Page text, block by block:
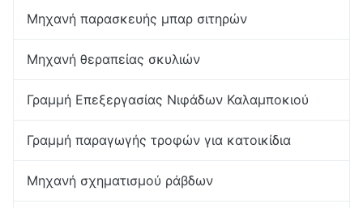
Μηχανή παρασκευής μπαρ σιτηρών
Μηχανή θεραπείας σκυλιών
Γραμμή Επεξεργασίας Νιφάδων Καλαμποκιού
Γραμμή παραγωγής τροφών για κατοικίδια
Μηχανή σχηματισμού ράβδων